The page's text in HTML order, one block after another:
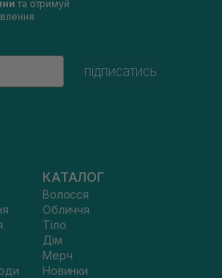
та отримуй
підписатись
КАТАЛОГ
Волосся
Обличчя
Тіло
Дім
Мерч
Новинки